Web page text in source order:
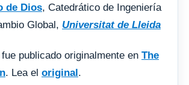
de Dios, Catedrático de Ingeniería
Global, Universitat de Lleida
publicado originalmente en The
. Lea el original.